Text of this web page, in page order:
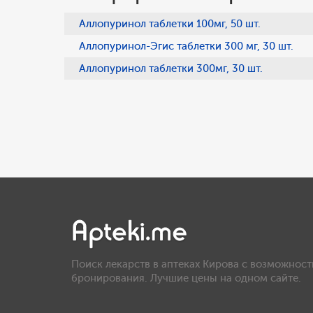
Аллопуринол таблетки 100мг, 50 шт.
Аллопуринол-Эгис таблетки 300 мг, 30 шт.
Аллопуринол таблетки 300мг, 30 шт.
Поиск лекарств в аптеках Кирова с
бронирования. Лучшие цены на одном сайте.